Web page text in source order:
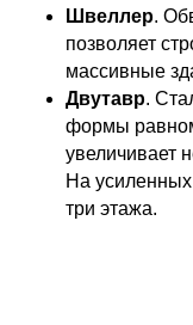
Швеллер.
позволяет
массивные
Двутавр.
формы
увеличивает
На
три этажа.